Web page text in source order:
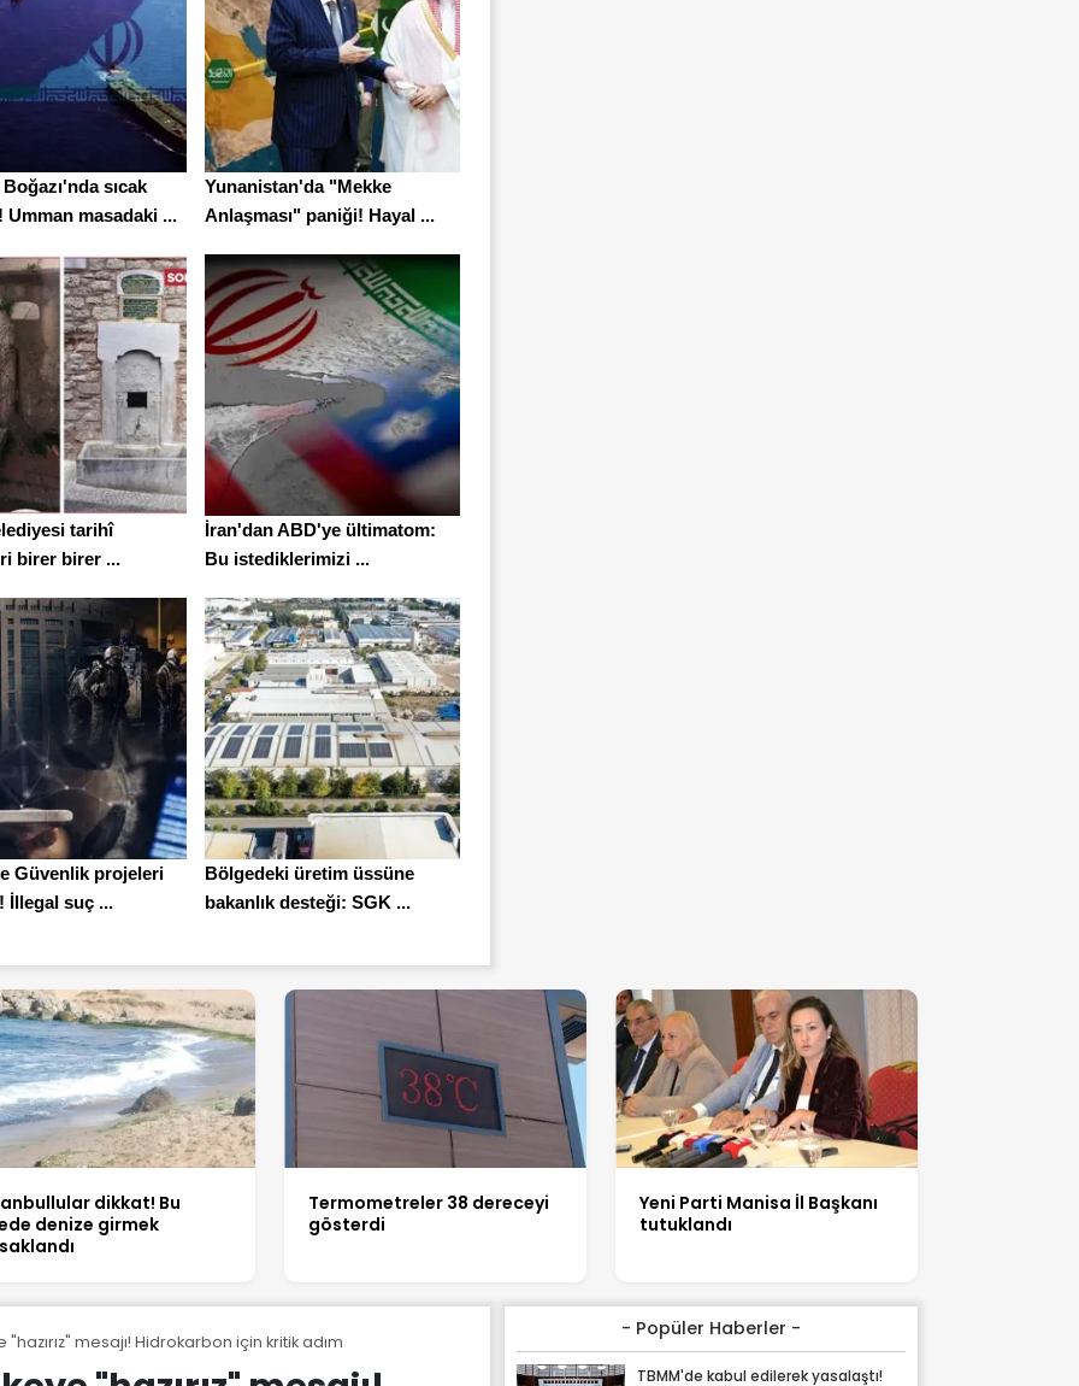
sıcak
Umman masadaki ...
Yunanistan'da "Mekke
Anlaşması" paniği! Hayal ...
tarihî
birer birer ...
İran'dan ABD'ye ültimatom:
Bu istediklerimizi ...
Güvenlik projeleri
İllegal suç ...
Bölgedeki üretim üssüne
bakanlık desteği: SGK ...
dikkat! Bu
denize girmek
Termometreler 38 dereceyi
gösterdi
Yeni Parti Manisa İl Başkanı
tutuklandı
mesajı! Hidrokarbon için kritik adım
- Popüler Haberler -
TBMM'de kabul edilerek yasalaştı!